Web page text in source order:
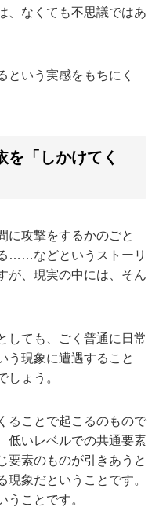
、なくても不思議ではあ
という実感をもちにく
を「しかけてく
に攻撃をするかのごと
……などというストーリ
が、現実の中には、そん
しても、ごく普通に日常
う現象に遭遇すること
しょう。
ることで起こるのもので
低いレベルでの共通要素
要素のものが引きあうと
象だということです。
うことです。